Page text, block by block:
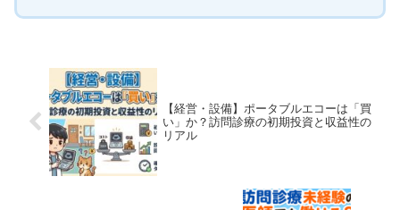
【経営・設備】ポータブルエコーは「買
い」か？訪問診療の初期投資と収益性の
リアル